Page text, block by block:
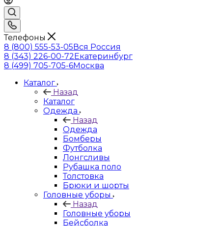
Телефоны
8 (800) 555-53-05Вся Россия
8 (343) 226-00-72Екатеринбург
8 (499) 705-705-6Москва
Каталог
Назад
Каталог
Одежда
Назад
Одежда
Бомберы
Футболка
Лонгсливы
Рубашка поло
Толстовка
Брюки и шорты
Головные уборы
Назад
Головные уборы
Бейсболка